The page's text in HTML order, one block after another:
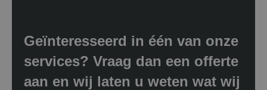
Geïnteresseerd in één van onze
services? Vraag dan een offerte
aan en wij laten u weten wat wij